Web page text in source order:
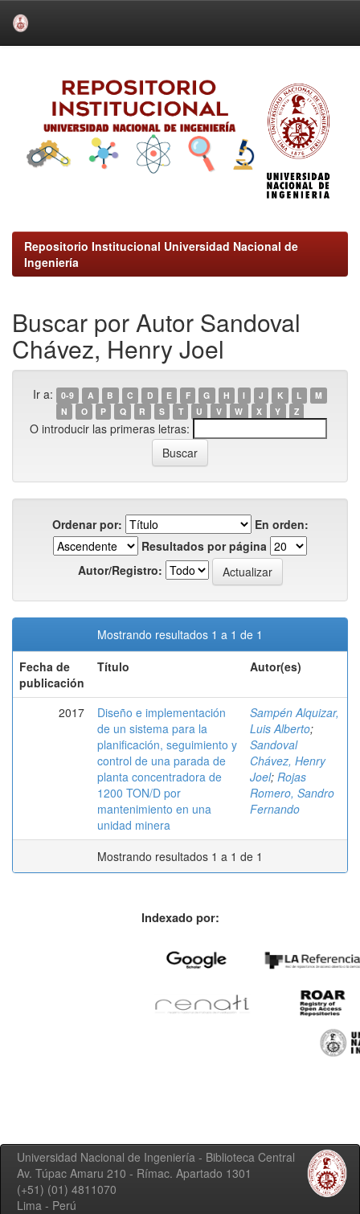
Repositorio Institucional Universidad Nacional de
Ingeniería
Buscar por Autor Sandoval
Chávez, Henry Joel
Ir a: 0-9 A B C D E F G H I J K L
M
N
O P Q R S T U V W X Y Z
O introducir las primeras letras:
Ordenar por:
En orden:
Resultados por página
Autor/Registro:
Mostrando resultados 1 a 1 de 1
Fecha de
publicación
Título Autor(es)
2017
Diseño e implementación
de un sistema para la
planificación, seguimiento y
control de una parada de
planta concentradora de
1200 TON/D por
mantenimiento en una
unidad minera
Sampén Alquizar,
Luis Alberto;
Sandoval
Chávez, Henry
Joel; Rojas
Romero, Sandro
Fernando
Mostrando resultados 1 a 1 de 1
Indexado por:
Universidad Nacional de Ingeniería - Biblioteca Central
Av. Túpac Amaru 210 - Rímac. Apartado 1301
(+51) (01) 4811070
Lima - Perú